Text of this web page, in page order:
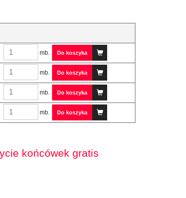
mb. Do koszyka
mb. Do koszyka
mb. Do koszyka
mb. Do koszyka
końcówek gratis